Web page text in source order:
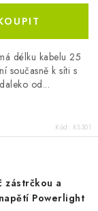
délku kabelu 25
současně k síti s
od...
Kód: KS301
zástrčkou a
Powerlight